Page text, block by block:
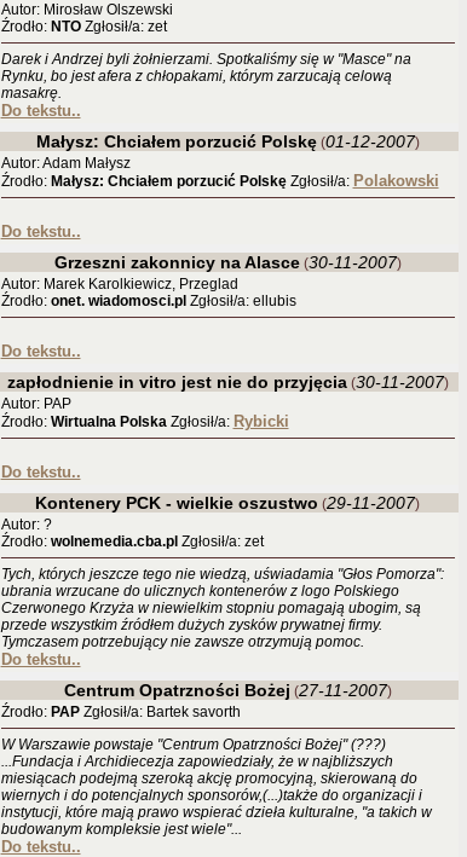
Autor: Mirosław Olszewski
Źrodło: NTOZgłosił/a: zet
Darek i Andrzej byli żołnierzami. Spotkaliśmy się w "Masce" na
Rynku, bo jest afera z chłopakami, którym zarzucają celową
masakrę.
Do tekstu..
Małysz: Chciałem porzucić Polskę(01-12-2007)
Autor: Adam Małysz
Źrodło: Małysz: Chciałem porzucić PolskęZgłosił/a: Polakowski
Do tekstu..
Grzeszni zakonnicy na Alasce(30-11-2007)
Autor: Marek Karolkiewicz, Przeglad
Źrodło: onet. wiadomosci.pl Zgłosił/a: ellubis
Do tekstu..
zapłodnienie in vitro jest nie do przyjęcia(30-11-2007)
Autor: PAP
Źrodło: Wirtualna PolskaZgłosił/a: Rybicki
Do tekstu..
Kontenery PCK - wielkie oszustwo (29-11-2007)
Autor: ?
Źrodło: wolnemedia.cba.pl Zgłosił/a: zet
Tych, których jeszcze tego nie wiedzą, uświadamia "Głos Pomorza":
ubrania wrzucane do ulicznych kontenerów z logo Polskiego
Czerwonego Krzyża w niewielkim stopniu pomagają ubogim, są
przede wszystkim źródłem dużych zysków prywatnej firmy.
Tymczasem potrzebujący nie zawsze otrzymują pomoc.
Do tekstu..
Centrum Opatrzności Bożej (27-11-2007)
Źrodło: PAPZgłosił/a: Bartek savorth
W Warszawie powstaje "Centrum Opatrzności Bożej" (???)
...Fundacja i Archidiecezja zapowiedziały, że w najbliższych
miesiącach podejmą szeroką akcję promocyjną, skierowaną do
wiernych i do potencjalnych sponsorów,(...)także do organizacji i
instytucji, które mają prawo wspierać dzieła kulturalne, "a takich w
budowanym kompleksie jest wiele"...
Do tekstu..